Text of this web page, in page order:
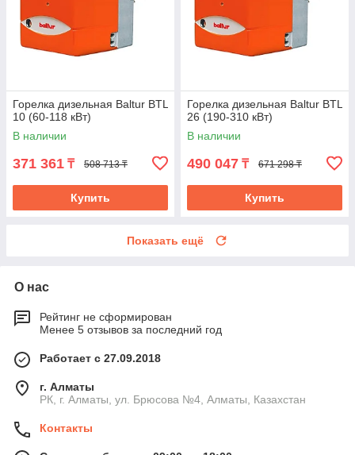
Горелка дизельная Baltur BTL
10 (60-118 кВт)
В наличии
371 361 ₸ 508 713 ₸
Купить
Горелка дизельная Baltur BTL
26 (190-310 кВт)
В наличии
490 047 ₸ 671 298 ₸
Купить
Показать ещё
О нас
Рейтинг не сформирован
Менее 5 отзывов за последний год
Работает с 27.09.2018
г. Алматы
РК, г. Алматы, ул. Брюсова №4, Алматы, Казахстан
Контакты